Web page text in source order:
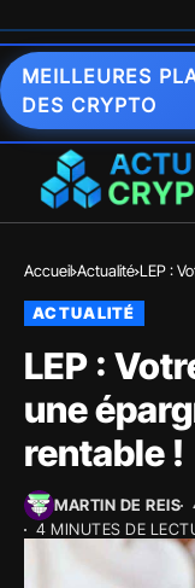
MEILLEURES
DES CRYPTO
Accueil Actualité LEP :
ACTUALITÉ
LEP :
une
rentable !
MARTIN DE REIS
4 MINUTES DE